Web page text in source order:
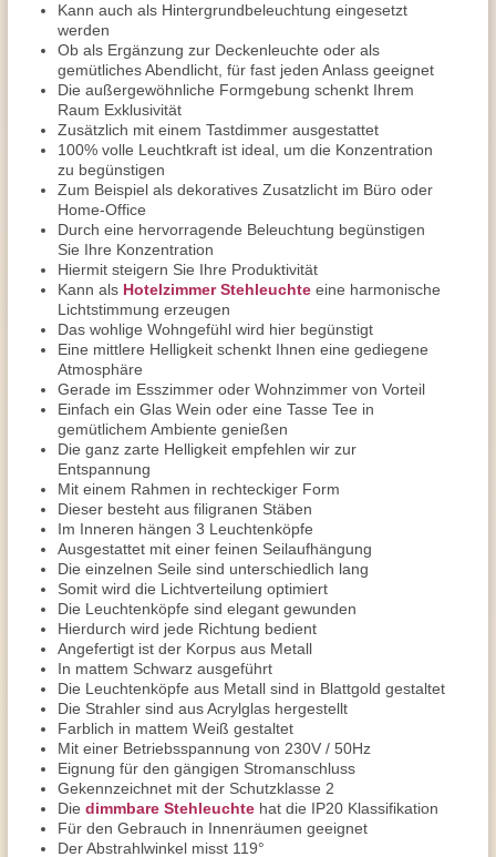
Kann auch als Hintergrundbeleuchtung eingesetzt
werden
Ob als Ergänzung zur Deckenleuchte oder als
gemütliches Abendlicht, für fast jeden Anlass geeignet
Die außergewöhnliche Formgebung schenkt Ihrem
Raum Exklusivität
Zusätzlich mit einem Tastdimmer ausgestattet
100% volle Leuchtkraft ist ideal, um die Konzentration
zu begünstigen
Zum Beispiel als dekoratives Zusatzlicht im Büro oder
Home-Office
Durch eine hervorragende Beleuchtung begünstigen
Sie Ihre Konzentration
Hiermit steigern Sie Ihre Produktivität
Kann als Hotelzimmer Stehleuchte eine harmonische
Lichtstimmung erzeugen
Das wohlige Wohngefühl wird hier begünstigt
Eine mittlere Helligkeit schenkt Ihnen eine gediegene
Atmosphäre
Gerade im Esszimmer oder Wohnzimmer von Vorteil
Einfach ein Glas Wein oder eine Tasse Tee in
gemütlichem Ambiente genießen
Die ganz zarte Helligkeit empfehlen wir zur
Entspannung
Mit einem Rahmen in rechteckiger Form
Dieser besteht aus filigranen Stäben
Im Inneren hängen 3 Leuchtenköpfe
Ausgestattet mit einer feinen Seilaufhängung
Die einzelnen Seile sind unterschiedlich lang
Somit wird die Lichtverteilung optimiert
Die Leuchtenköpfe sind elegant gewunden
Hierdurch wird jede Richtung bedient
Angefertigt ist der Korpus aus Metall
In mattem Schwarz ausgeführt
Die Leuchtenköpfe aus Metall sind in Blattgold gestaltet
Die Strahler sind aus Acrylglas hergestellt
Farblich in mattem Weiß gestaltet
Mit einer Betriebsspannung von 230V / 50Hz
Eignung für den gängigen Stromanschluss
Gekennzeichnet mit der Schutzklasse 2
Die dimmbare Stehleuchte hat die IP20 Klassifikation
Für den Gebrauch in Innenräumen geeignet
Der Abstrahlwinkel misst 119°